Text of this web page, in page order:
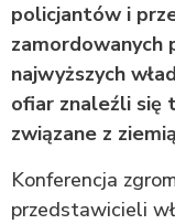
policjantów i
zamordowanych
najwyższych
ofiar znaleźli się
związane z
Konferencja
przedstawicieli